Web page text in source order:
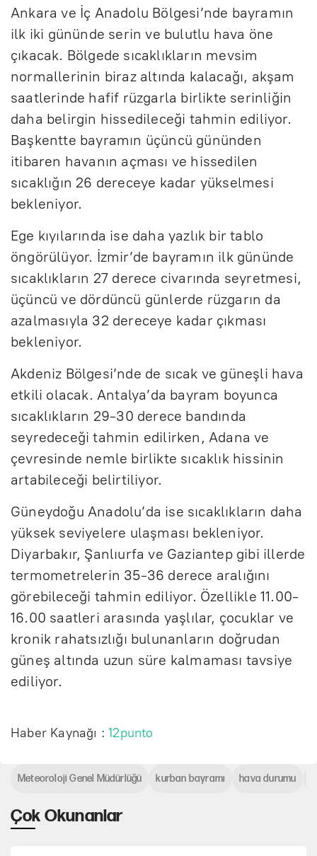
Ankara ve İç Anadolu Bölgesi’nde bayramın
ilk iki gününde serin ve bulutlu hava öne
çıkacak. Bölgede sıcaklıkların mevsim
normallerinin biraz altında kalacağı, akşam
saatlerinde hafif rüzgarla birlikte serinliğin
daha belirgin hissedileceği tahmin ediliyor.
Başkentte bayramın üçüncü gününden
itibaren havanın açması ve hissedilen
sıcaklığın 26 dereceye kadar yükselmesi
bekleniyor.
Ege kıyılarında ise daha yazlık bir tablo
öngörülüyor. İzmir’de bayramın ilk gününde
sıcaklıkların 27 derece civarında seyretmesi,
üçüncü ve dördüncü günlerde rüzgarın da
azalmasıyla 32 dereceye kadar çıkması
bekleniyor.
Akdeniz Bölgesi’nde de sıcak ve güneşli hava
etkili olacak. Antalya’da bayram boyunca
sıcaklıkların 29-30 derece bandında
seyredeceği tahmin edilirken, Adana ve
çevresinde nemle birlikte sıcaklık hissinin
artabileceği belirtiliyor.
Güneydoğu Anadolu’da ise sıcaklıkların daha
yüksek seviyelere ulaşması bekleniyor.
Diyarbakır, Şanlıurfa ve Gaziantep gibi illerde
termometrelerin 35-36 derece aralığını
görebileceği tahmin ediliyor. Özellikle 11.00-
16.00 saatleri arasında yaşlılar, çocuklar ve
kronik rahatsızlığı bulunanların doğrudan
güneş altında uzun süre kalmaması tavsiye
ediliyor.
Haber Kaynağı :12punto
Çok Okunanlar
Meteoroloji Genel Müdürlüğü kurban bayramı hava durumu